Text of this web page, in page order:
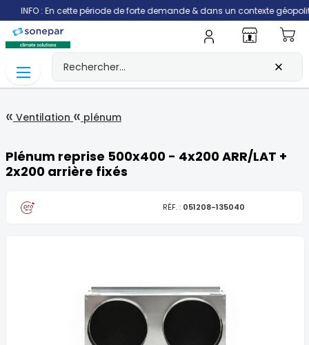
: En cette période de forte demande & dans un contexte
Ventilation plénum
Plénum reprise 500x400 - 4x200 ARR/LAT +
2x200 arrière fixés
RÉF. : 051208-135040